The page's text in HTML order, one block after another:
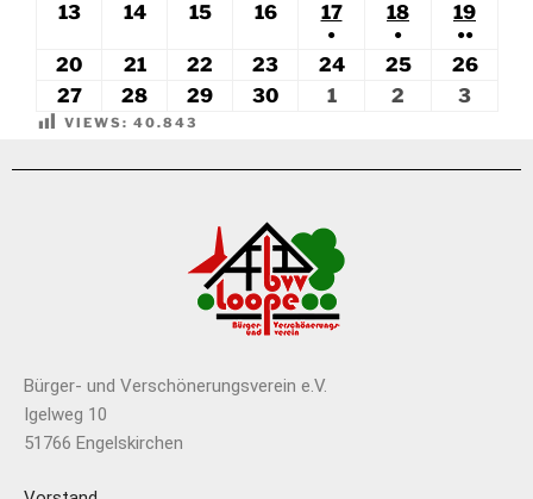
13
14 15 16 17
●
18
●
19
●●
20 21 22 23 24 25
26
27
28 29 30 1 2 3
VIEWS: 40.843
Bürger- und Verschönerungsverein e.V.
Igelweg 10
51766 Engelskirchen